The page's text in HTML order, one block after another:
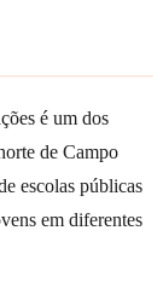
é um dos
de Campo
escolas públicas
em diferentes